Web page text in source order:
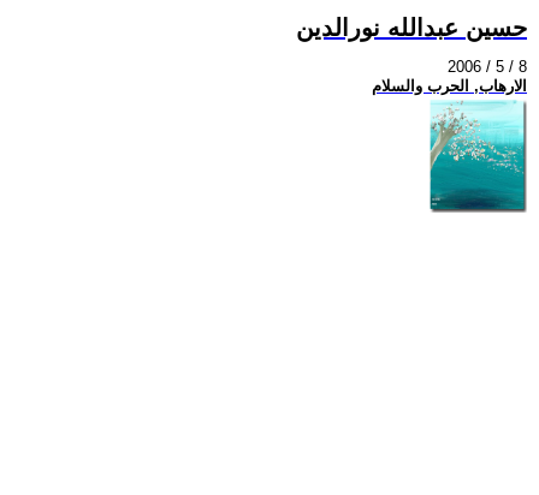
حسين عبدالله نورالدين
2006 / 5 / 8
الارهاب, الحرب والسلام